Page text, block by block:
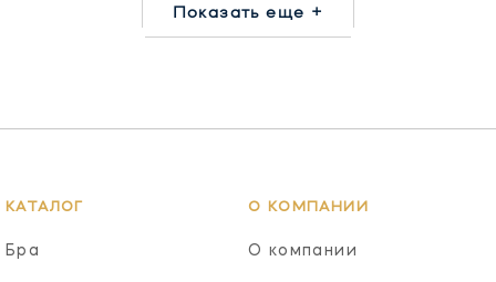
Показать еще +
КАТАЛОГ
Бра
О КОМПАНИИ
О компании